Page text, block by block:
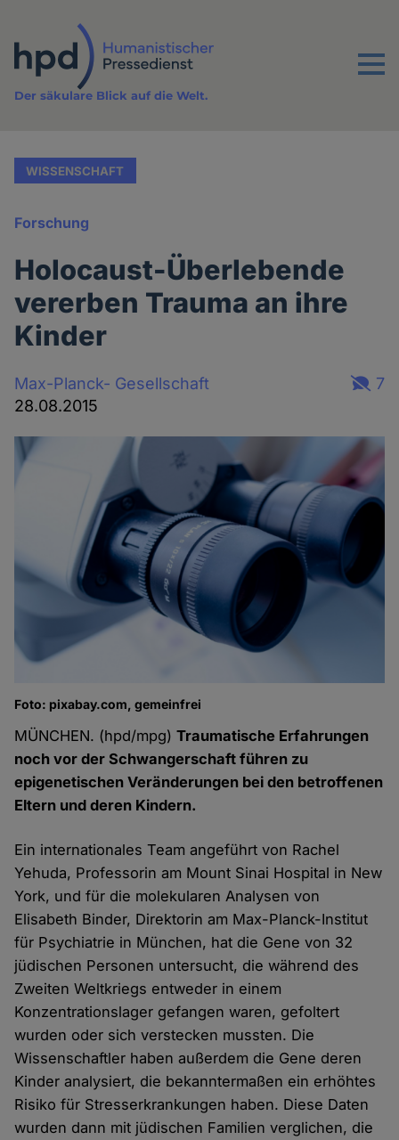
Inhalt
Menu
Der säkulare Blick auf die Welt.
WISSENSCHAFT
Forschung
Holocaust-Überlebende
vererben Trauma an ihre
Kinder
Max-Planck- Gesellschaft
28.08.2015
7
Foto: pixabay.com, gemeinfrei
MÜNCHEN. (hpd/mpg)Traumatische Erfahrungen
noch vor der Schwangerschaft führen zu
epigenetischen Veränderungen bei den betroffenen
Eltern und deren Kindern.
Ein internationales Team angeführt von Rachel
Yehuda, Professorin am Mount Sinai Hospital in New
York, und für die molekularen Analysen von
Elisabeth Binder, Direktorin am Max-Planck-Institut
für Psychiatrie in München, hat die Gene von 32
jüdischen Personen untersucht, die während des
Zweiten Weltkriegs entweder in einem
Konzentrationslager gefangen waren, gefoltert
wurden oder sich verstecken mussten. Die
Wissenschaftler haben außerdem die Gene deren
Kinder analysiert, die bekanntermaßen ein erhöhtes
Risiko für Stresserkrankungen haben. Diese Daten
wurden dann mit jüdischen Familien verglichen, die